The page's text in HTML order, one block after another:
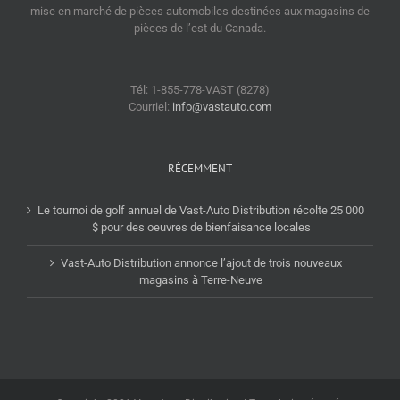
mise en marché de pièces automobiles destinées aux magasins de
pièces de l’est du Canada.
Tél: 1-855-778-VAST (8278)
Courriel: info@vastauto.com
RÉCEMMENT
Le tournoi de golf annuel de Vast-Auto Distribution récolte 25 000
$ pour des oeuvres de bienfaisance locales
Vast-Auto Distribution annonce l’ajout de trois nouveaux
magasins à Terre-Neuve